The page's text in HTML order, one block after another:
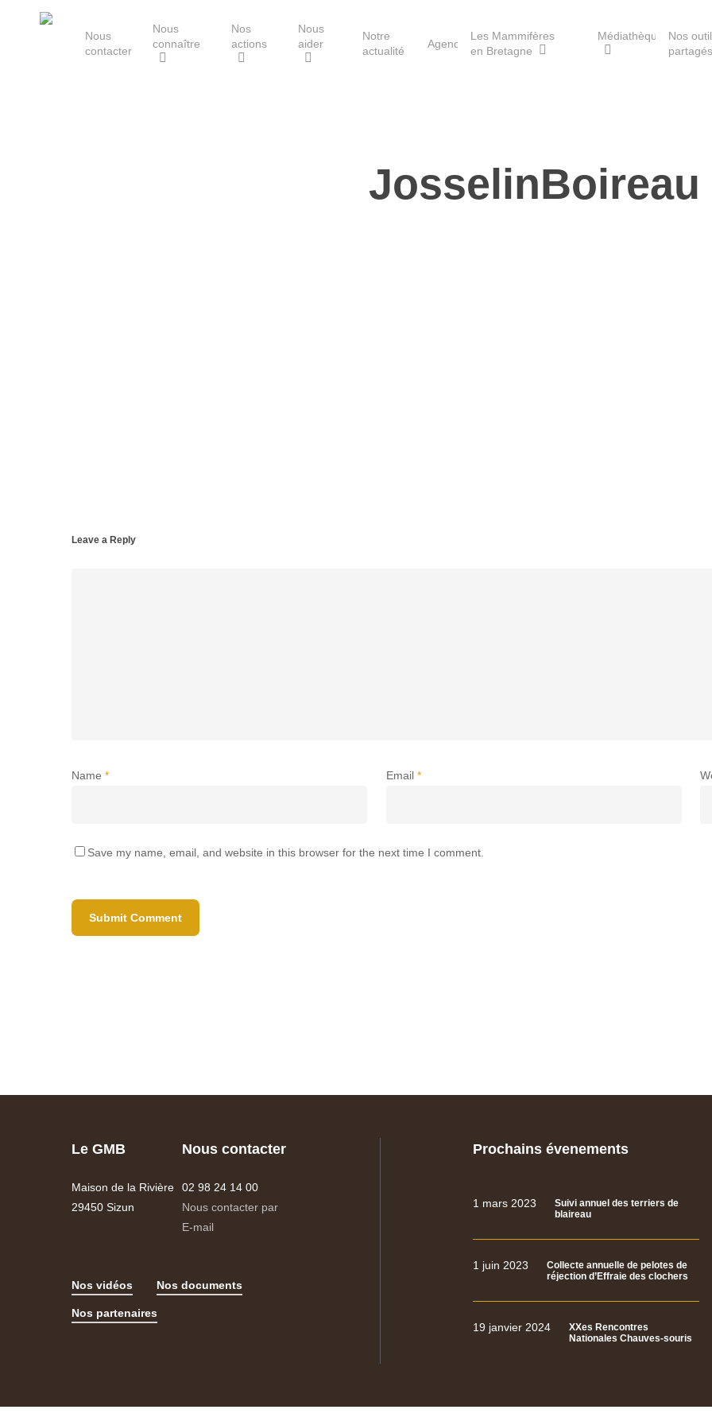
Nous
contacter
Nous
connaître
Nos
actions
Les Havres de paix pour la
loutre
Nous
aider
Notre
actualité
Agenda
Les Mammifères
en Bretagne
Médiathèque
Nos
partagés
JosselinBoireau
Leave a Reply
Name * Email *
Save my name, email, and website in this browser for the next time I comment.
Le GMB
Maison de la Rivière
29450 Sizun
Nous contacter
02 98 24 14 00
Nous contacter par
E-mail
Nos vidéos Nos documents
Nos partenaires
Prochains évenements
1 mars 2023
Suivi annuel des terriers de
blaireau
1 juin 2023
Collecte annuelle de pelotes de
réjection d’Effraie des clochers
19 janvier 2024
XXes Rencontres
Nationales Chauves-souris